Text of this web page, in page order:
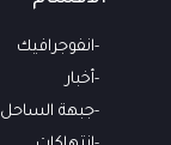
انفوجرافيك
أخبار
جبهة الساحل